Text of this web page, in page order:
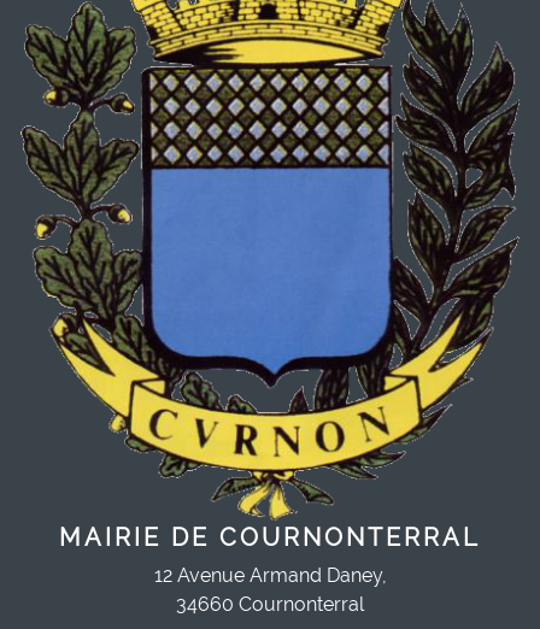
MAIRIE DE COURNONTERRAL
12 Avenue Armand Daney,
34660 Cournonterral